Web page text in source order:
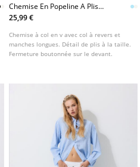
Chemise En Popeline A Plis
L02230536
25,99 €
Chemise à col en v avec col à revers et
manches longues. Détail de plis à la taille.
Fermeture boutonnée sur le devant.